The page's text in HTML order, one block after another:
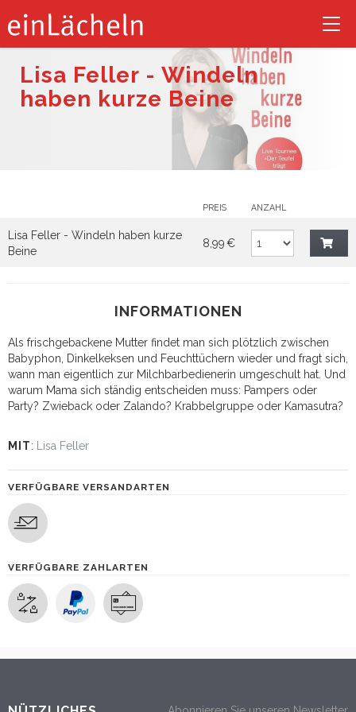
Lisa Feller - Windeln
haben kurze Beine
PREIS ANZAHL
Lisa Feller - Windeln haben kurze
Beine
8,99 €
INFORMATIONEN
Als frischgebackene Mutter findet man sich plötzlich zwischen
Babyphon, Dinkelkeksen und Feuchttüchern wieder und fragt sich,
wann man eigentlich zur Milchbarbedienerin umgeschult hat. Und
warum Mama sich ständig entscheiden muss: Pampers oder
Party? Zwieback oder Zalando? Krabbelgruppe oder Kamasutra?
MIT: Lisa Feller
VERFÜGBARE VERSANDARTEN
VERFÜGBARE ZAHLARTEN